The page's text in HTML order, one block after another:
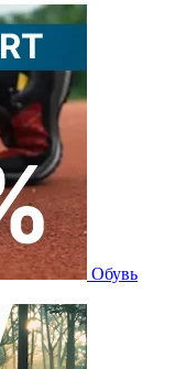
Обувь